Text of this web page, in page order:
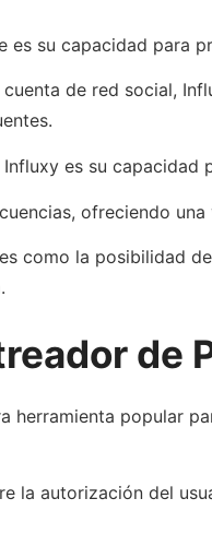
es su capacidad para
de red social,
es su
ofreciendo
como la posibilidad
de
herramienta popular
la autorización del